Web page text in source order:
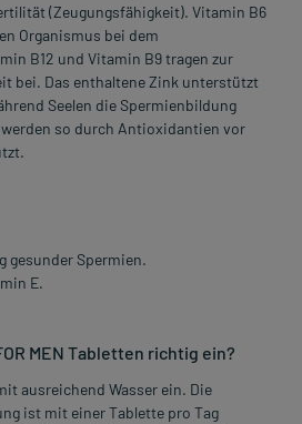
(Zeugungsfähigkeit). Vitamin B6
Organismus bei dem
B12 und Vitamin B9 tragen zur
bei. Das enthaltene Zink unterstützt
Seelen die Spermienbildung
so durch Antioxidantien vor
gesunder Spermien.
E.
MEN Tabletten richtig ein?
ausreichend Wasser ein. Die
ist mit einer Tablette pro Tag